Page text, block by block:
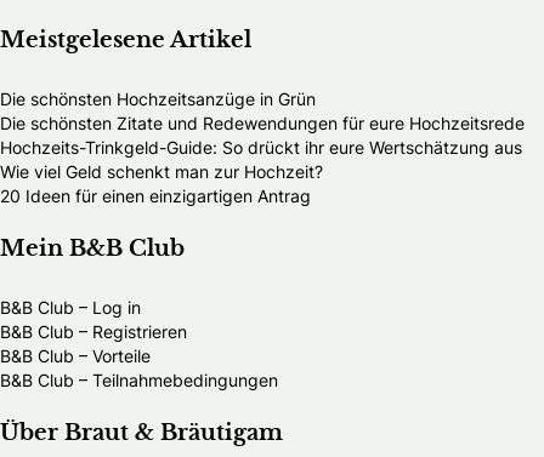
Meistgelesene Artikel
Die schönsten Hochzeitsanzüge in Grün
Die schönsten Zitate und Redewendungen für eure Hochzeitsrede
Hochzeits-Trinkgeld-Guide: So drückt ihr eure Wertschätzung aus
Wie viel Geld schenkt man zur Hochzeit?
20 Ideen für einen einzigartigen Antrag
Mein B&B Club
B&B Club – Log in
B&B Club – Registrieren
B&B Club – Vorteile
B&B Club – Teilnahmebedingungen
Über Braut & Bräutigam